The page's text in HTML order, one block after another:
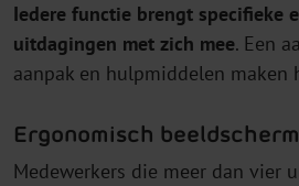
Iedere functie brengt specifieke
uitdagingen met zich mee. Een
aanpak en hulpmiddelen maken
Ergonomisch
Medewerkers die meer dan vier